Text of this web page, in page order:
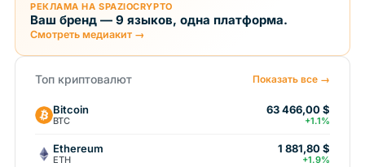
РЕКЛАМА НА SPAZIOCRYPTO
Ваш бренд — 9 языков, одна платформа.
Смотреть медиакит →
Топ криптовалют Показать все →
Bitcoin
BTC
63 466,00 $
+1.1%
Ethereum
ETH
1 881,80 $
+1.9%